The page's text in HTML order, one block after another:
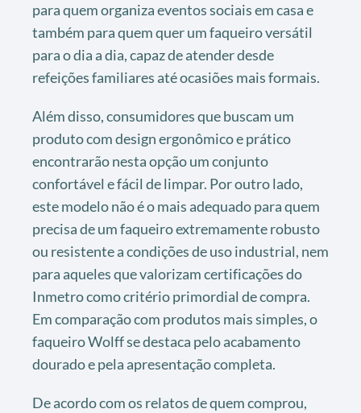
para quem organiza eventos sociais em casa e
também para quem quer um faqueiro versátil
para o dia a dia, capaz de atender desde
refeições familiares até ocasiões mais formais.
Além disso, consumidores que buscam um
produto com design ergonômico e prático
encontrarão nesta opção um conjunto
confortável e fácil de limpar. Por outro lado,
este modelo não é o mais adequado para quem
precisa de um faqueiro extremamente robusto
ou resistente a condições de uso industrial, nem
para aqueles que valorizam certificações do
Inmetro como critério primordial de compra.
Em comparação com produtos mais simples, o
faqueiro Wolff se destaca pelo acabamento
dourado e pela apresentação completa.
De acordo com os relatos de quem comprou,